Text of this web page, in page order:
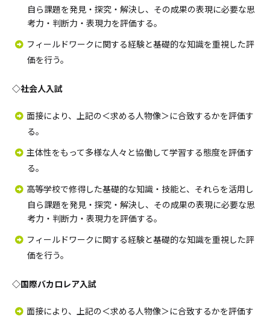
自ら課題を発見・探究・解決し、その成果の表現に必要な思
考力・判断力・表現力を評価する。
フィールドワークに関する経験と基礎的な知識を重視した評
価を行う。
◇社会人入試
面接により、上記の＜求める人物像＞に合致するかを評価す
る。
主体性をもって多様な人々と協働して学習する態度を評価す
る。
高等学校で修得した基礎的な知識・技能と、それらを活用し
自ら課題を発見・探究・解決し、その成果の表現に必要な思
考力・判断力・表現力を評価する。
フィールドワークに関する経験と基礎的な知識を重視した評
価を行う。
◇国際バカロレア入試
面接により、上記の＜求める人物像＞に合致するかを評価す